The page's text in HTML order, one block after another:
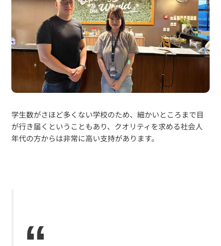
学生数がさほど多くない学校のため、細かいところまで目
が行き届くということもあり、クオリティを求める社会人
年代の方からは非常に高い支持があります。